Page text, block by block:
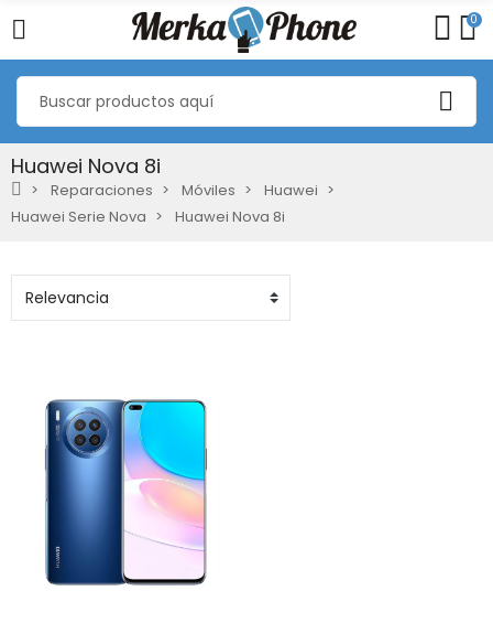
0
Huawei Nova 8i
Reparaciones Móviles
Huawei
Huawei Serie Nova
Huawei Nova 8i